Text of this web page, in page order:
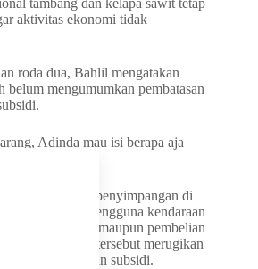
tambang dan kelapa sawit tetap
aktivitas ekonomi tidak
roda dua, Bahlil mengatakan
belum mengumumkan pembatasan
Adinda mau isi berapa aja
adanya penyimpangan di
melibatkan pengguna kendaraan
tangki maupun pembelian
dia, pola tersebut merugikan
membutuhkan subsidi.